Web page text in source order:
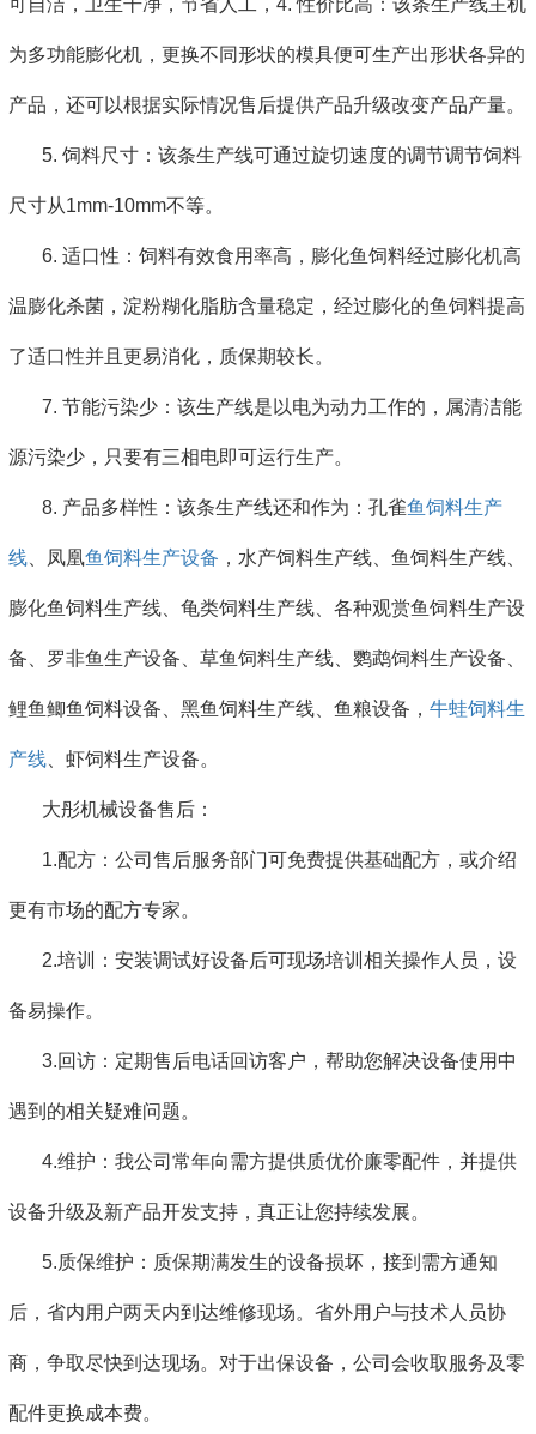
可自洁，卫生干净，节省人工，4. 性价比高：该条生产线主机
为多功能膨化机，更换不同形状的模具便可生产出形状各异的
产品，还可以根据实际情况售后提供产品升级改变产品产量。
5. 饲料尺寸：该条生产线可通过旋切速度的调节调节饲料
尺寸从1mm-10mm不等。
6. 适口性：饲料有效食用率高，膨化鱼饲料经过膨化机高
温膨化杀菌，淀粉糊化脂肪含量稳定，经过膨化的鱼饲料提高
了适口性并且更易消化，质保期较长。
7. 节能污染少：该生产线是以电为动力工作的，属清洁能
源污染少，只要有三相电即可运行生产。
8. 产品多样性：该条生产线还和作为：孔雀鱼饲料生产
线 、凤凰鱼饲料生产设备 ，水产饲料生产线、鱼饲料生产线、
膨化鱼饲料生产线、龟类饲料生产线、各种观赏鱼饲料生产设
备、罗非鱼生产设备、草鱼饲料生产线、鹦鹉饲料生产设备、
鲤鱼鲫鱼饲料设备、黑鱼饲料生产线、鱼粮设备， 牛蛙饲料生
产线 、虾饲料生产设备。
大彤机械设备售后：
1.配方：公司售后服务部门可免费提供基础配方，或介绍
更有市场的配方专家。
2.培训：安装调试好设备后可现场培训相关操作人员，设
备易操作。
3.回访：定期售后电话回访客户，帮助您解决设备使用中
遇到的相关疑难问题。
4.维护：我公司常年向需方提供质优价廉零配件，并提供
设备升级及新产品开发支持，真正让您持续发展。
5.质保维护：质保期满发生的设备损坏，接到需方通知
后，省内用户两天内到达维修现场。省外用户与技术人员协
商，争取尽快到达现场。对于出保设备，公司会收取服务及零
配件更换成本费。